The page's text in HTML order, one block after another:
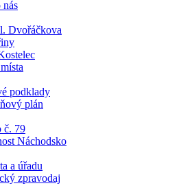
nás
Dvořáčkova
podklady
plán
č. 79
Náchodsko
a úřadu
zpravodaj